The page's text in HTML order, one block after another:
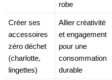
robe
Créer ses
accessoires
zéro déchet
(charlotte,
lingettes)
Allier créativité
et engagement
pour une
consommation
durable